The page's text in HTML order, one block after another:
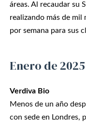
áreas. Al recaudar su
realizando más de mil
por semana para sus
Enero de 2025
Verdiva Bio
Menos de un año
con sede en Londres,